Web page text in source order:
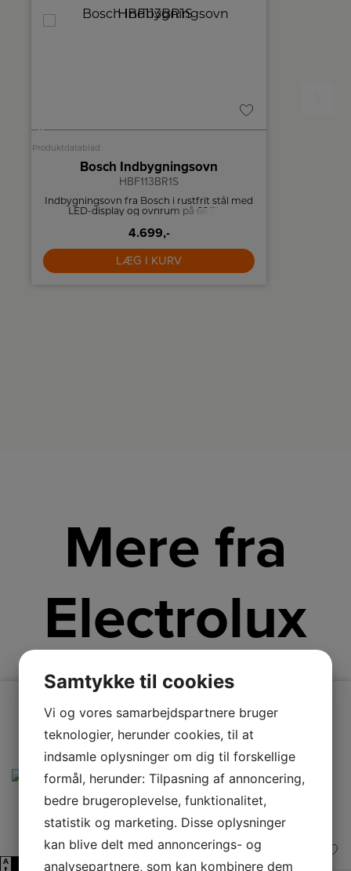
A
Produktdatablad
Bosch Indbygningsovn
HBF113BR1S
Indbygningsovn fra Bosch i rustfrit stål med
LED-display og ovnrum på 66 liter.
4.699,-
LÆG I KURV
Mere fra
Electrolux
A
↑
Samtykke til cookies
Vi og vores samarbejdspartnere bruger
teknologier, herunder cookies, til at
indsamle oplysninger om dig til forskellige
formål, herunder: Tilpasning af annoncering,
bedre brugeroplevelse, funktionalitet,
statistik og marketing. Disse oplysninger
kan blive delt med annoncerings- og
analysepartnere, som kan kombinere dem